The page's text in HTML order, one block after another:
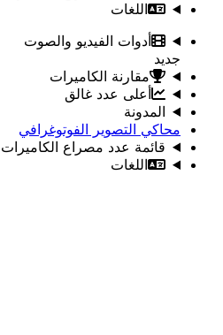
اللغات
أدوات الفيديو والصوت
جديد
مقارنة الكاميرات
أعلى عدد غالق
المدونة
محاكي التصوير الفوتوغرافي
قائمة عدد مصراع الكاميرات
اللغات